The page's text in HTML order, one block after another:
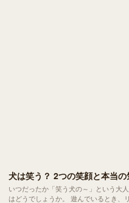
犬は笑う？ 2つの笑顔と本当の
いつだったか「笑う犬の～」という大
はどうでしょうか。 遊んでいるとき、リラックスしているとき、ふと口角が上がっ